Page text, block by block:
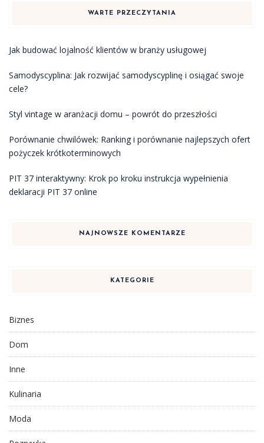
WARTE PRZECZYTANIA
Jak budować lojalność klientów w branży usługowej
Samodyscyplina: Jak rozwijać samodyscyplinę i osiągać swoje
cele?
Styl vintage w aranżacji domu – powrót do przeszłości
Porównanie chwilówek: Ranking i porównanie najlepszych ofert
pożyczek krótkoterminowych
PIT 37 interaktywny: Krok po kroku instrukcja wypełnienia
deklaracji PIT 37 online
NAJNOWSZE KOMENTARZE
KATEGORIE
Biznes
Dom
Inne
Kulinaria
Moda